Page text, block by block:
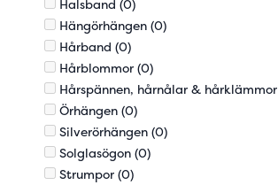
Halsband (0)
Hängörhängen (0)
Hårband (0)
Hårblommor (0)
Hårspännen, hårnålar & hårklämmor
Örhängen (0)
Silverörhängen (0)
Solglasögon (0)
Strumpor (0)